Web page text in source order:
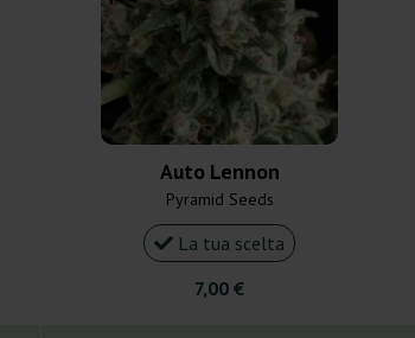
Auto Lennon
Pyramid Seeds
La tua scelta
7,00 €